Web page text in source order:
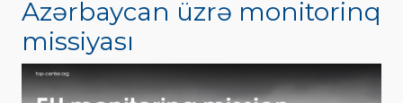
Azərbaycan üzrə monitorinq
missiyası